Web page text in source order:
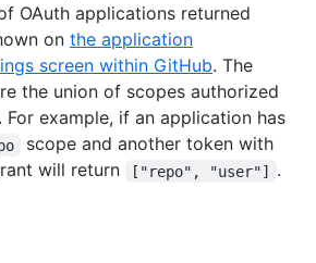
OAuth applications returned
on the application
screen within GitHub. The
the union of scopes authorized
example, if an application has
scope and another token with
will return ["repo", "user"] .